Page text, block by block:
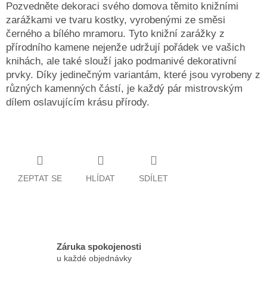
Pozvedněte dekoraci svého domova těmito knižními
zarážkami ve tvaru kostky, vyrobenými ze směsi
černého a bílého mramoru. Tyto knižní zarážky z
přírodního kamene nejenže udržují pořádek ve vašich
knihách, ale také slouží jako podmanivé dekorativní
prvky. Díky jedinečným variantám, které jsou vyrobeny z
různých kamenných částí, je každý pár mistrovským
dílem oslavujícím krásu přírody.
ZEPTAT SE HLÍDAT SDÍLET
Záruka spokojenosti
u každé objednávky